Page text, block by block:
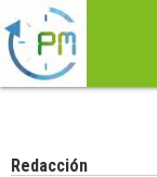
Redacción